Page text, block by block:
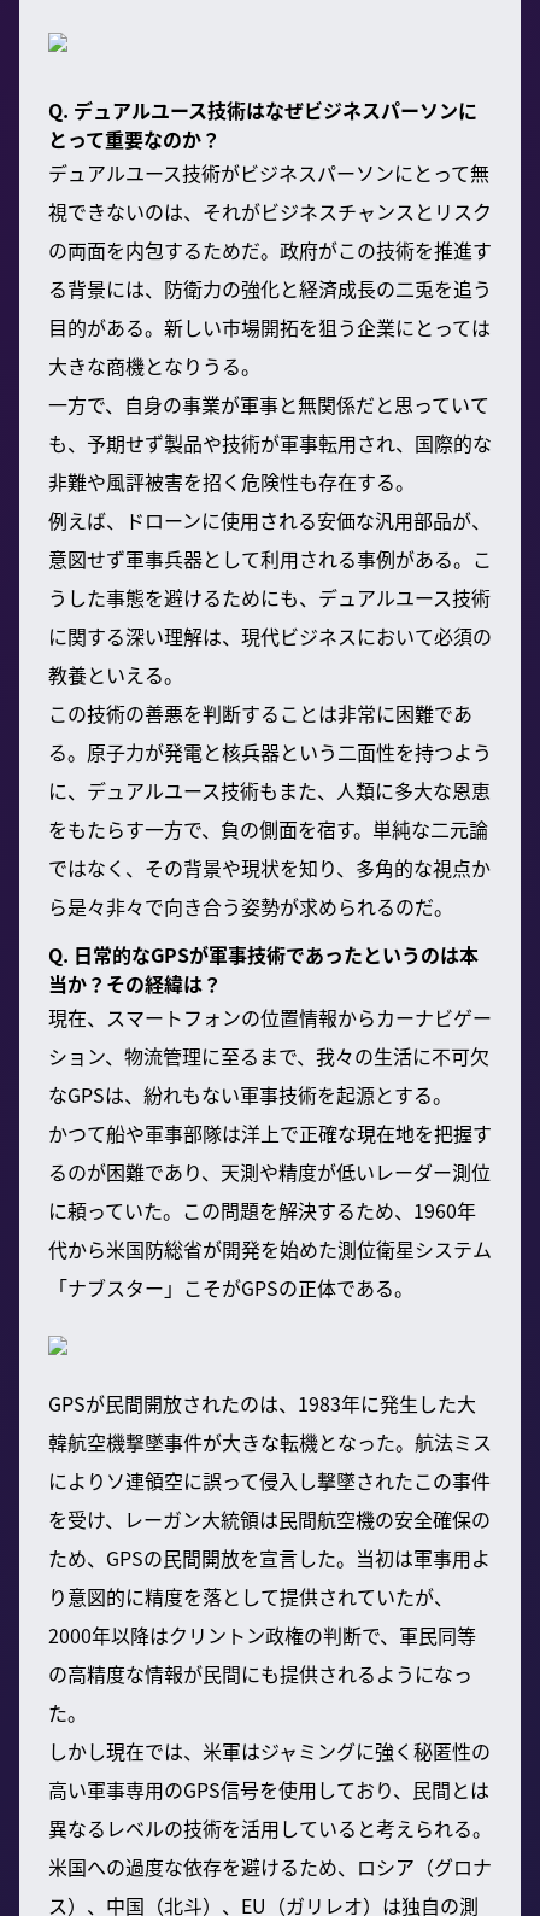
Q. デュアルユース技術はなぜビジネスパーソンに
とって重要なのか？
デュアルユース技術がビジネスパーソンにとって無
視できないのは、それがビジネスチャンスとリスク
の両面を内包するためだ。政府がこの技術を推進す
る背景には、防衛力の強化と経済成長の二兎を追う
目的がある。新しい市場開拓を狙う企業にとっては
大きな商機となりうる。
一方で、自身の事業が軍事と無関係だと思っていて
も、予期せず製品や技術が軍事転用され、国際的な
非難や風評被害を招く危険性も存在する。
例えば、ドローンに使用される安価な汎用部品が、
意図せず軍事兵器として利用される事例がある。こ
うした事態を避けるためにも、デュアルユース技術
に関する深い理解は、現代ビジネスにおいて必須の
教養といえる。
この技術の善悪を判断することは非常に困難であ
る。原子力が発電と核兵器という二面性を持つよう
に、デュアルユース技術もまた、人類に多大な恩恵
をもたらす一方で、負の側面を宿す。単純な二元論
ではなく、その背景や現状を知り、多角的な視点か
ら是々非々で向き合う姿勢が求められるのだ。
Q. 日常的なGPSが軍事技術であったというのは本
当か？その経緯は？
現在、スマートフォンの位置情報からカーナビゲー
ション、物流管理に至るまで、我々の生活に不可欠
なGPSは、紛れもない軍事技術を起源とする。
かつて船や軍事部隊は洋上で正確な現在地を把握す
るのが困難であり、天測や精度が低いレーダー測位
に頼っていた。この問題を解決するため、1960年
代から米国防総省が開発を始めた測位衛星システム
「ナブスター」こそがGPSの正体である。
GPSが民間開放されたのは、1983年に発生した大
韓航空機撃墜事件が大きな転機となった。航法ミス
によりソ連領空に誤って侵入し撃墜されたこの事件
を受け、レーガン大統領は民間航空機の安全確保の
ため、GPSの民間開放を宣言した。当初は軍事用よ
り意図的に精度を落として提供されていたが、
2000年以降はクリントン政権の判断で、軍民同等
の高精度な情報が民間にも提供されるようになっ
た。
しかし現在では、米軍はジャミングに強く秘匿性の
高い軍事専用のGPS信号を使用しており、民間とは
異なるレベルの技術を活用していると考えられる。
米国への過度な依存を避けるため、ロシア（グロナ
ス）、中国（北斗）、EU（ガリレオ）は独自の測